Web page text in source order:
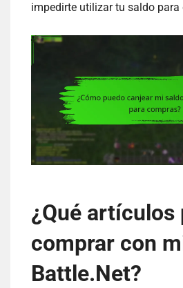
impedirte utilizar tu saldo para
¿Qué artículos
comprar con
Battle.Net?